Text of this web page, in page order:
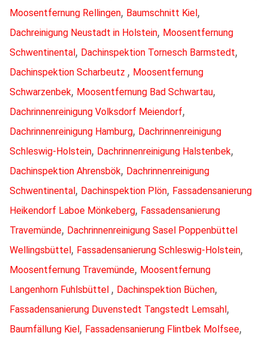
Moosentfernung Rellingen, Baumschnitt Kiel,
Dachreinigung Neustadt in Holstein, Moosentfernung
Schwentinental, Dachinspektion Tornesch Barmstedt,
Dachinspektion Scharbeutz , Moosentfernung
Schwarzenbek, Moosentfernung Bad Schwartau,
Dachrinnenreinigung Volksdorf Meiendorf,
Dachrinnenreinigung Hamburg, Dachrinnenreinigung
Schleswig-Holstein, Dachrinnenreinigung Halstenbek,
Dachinspektion Ahrensbök, Dachrinnenreinigung
Schwentinental, Dachinspektion Plön, Fassadensanierung
Heikendorf Laboe Mönkeberg, Fassadensanierung
Travemünde, Dachrinnenreinigung Sasel Poppenbüttel
Wellingsbüttel, Fassadensanierung Schleswig-Holstein,
Moosentfernung Travemünde, Moosentfernung
Langenhorn Fuhlsbüttel , Dachinspektion Büchen,
Fassadensanierung Duvenstedt Tangstedt Lemsahl,
Baumfällung Kiel, Fassadensanierung Flintbek Molfsee,